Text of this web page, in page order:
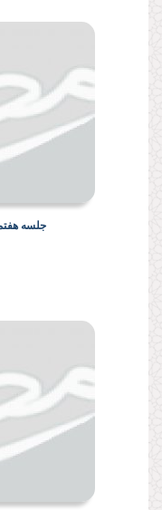
جلسه